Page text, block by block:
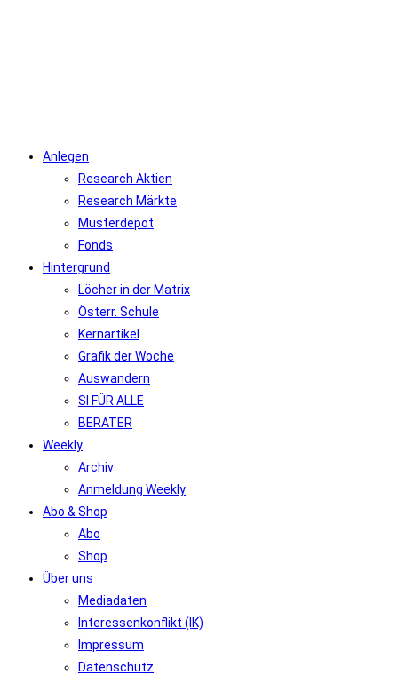
Anlegen
Research Aktien
Research Märkte
Musterdepot
Fonds
Hintergrund
Löcher in der Matrix
Österr. Schule
Kernartikel
Grafik der Woche
Auswandern
SI FÜR ALLE
BERATER
Weekly
Archiv
Anmeldung Weekly
Abo & Shop
Abo
Shop
Über uns
Mediadaten
Interessenkonflikt (IK)
Impressum
Datenschutz